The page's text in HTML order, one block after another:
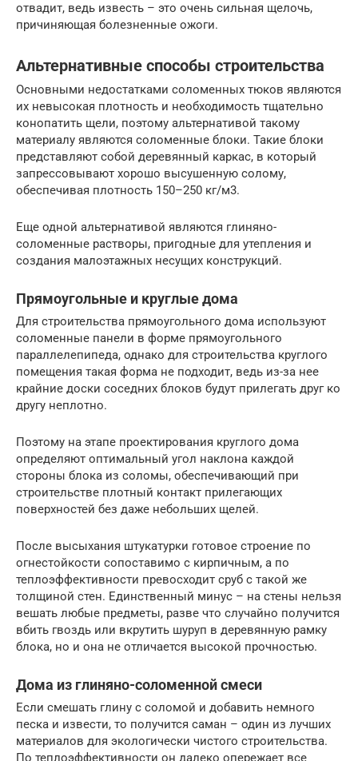
отвадит, ведь известь – это очень сильная щелочь,
причиняющая болезненные ожоги.
Альтернативные способы строительства
Основными недостатками соломенных тюков являются
их невысокая плотность и необходимость тщательно
конопатить щели, поэтому альтернативой такому
материалу являются соломенные блоки. Такие блоки
представляют собой деревянный каркас, в который
запрессовывают хорошо высушенную солому,
обеспечивая плотность 150–250 кг/м3.
Еще одной альтернативой являются глиняно-
соломенные растворы, пригодные для утепления и
создания малоэтажных несущих конструкций.
Прямоугольные и круглые дома
Для строительства прямоугольного дома используют
соломенные панели в форме прямоугольного
параллелепипеда, однако для строительства круглого
помещения такая форма не подходит, ведь из-за нее
крайние доски соседних блоков будут прилегать друг ко
другу неплотно.
Поэтому на этапе проектирования круглого дома
определяют оптимальный угол наклона каждой
стороны блока из соломы, обеспечивающий при
строительстве плотный контакт прилегающих
поверхностей без даже небольших щелей.
После высыхания штукатурки готовое строение по
огнестойкости сопоставимо с кирпичным, а по
теплоэффективности превосходит сруб с такой же
толщиной стен. Единственный минус – на стены нельзя
вешать любые предметы, разве что случайно получится
вбить гвоздь или вкрутить шуруп в деревянную рамку
блока, но и она не отличается высокой прочностью.
Дома из глиняно-соломенной смеси
Если смешать глину с соломой и добавить немного
песка и извести, то получится саман – один из лучших
материалов для экологически чистого строительства.